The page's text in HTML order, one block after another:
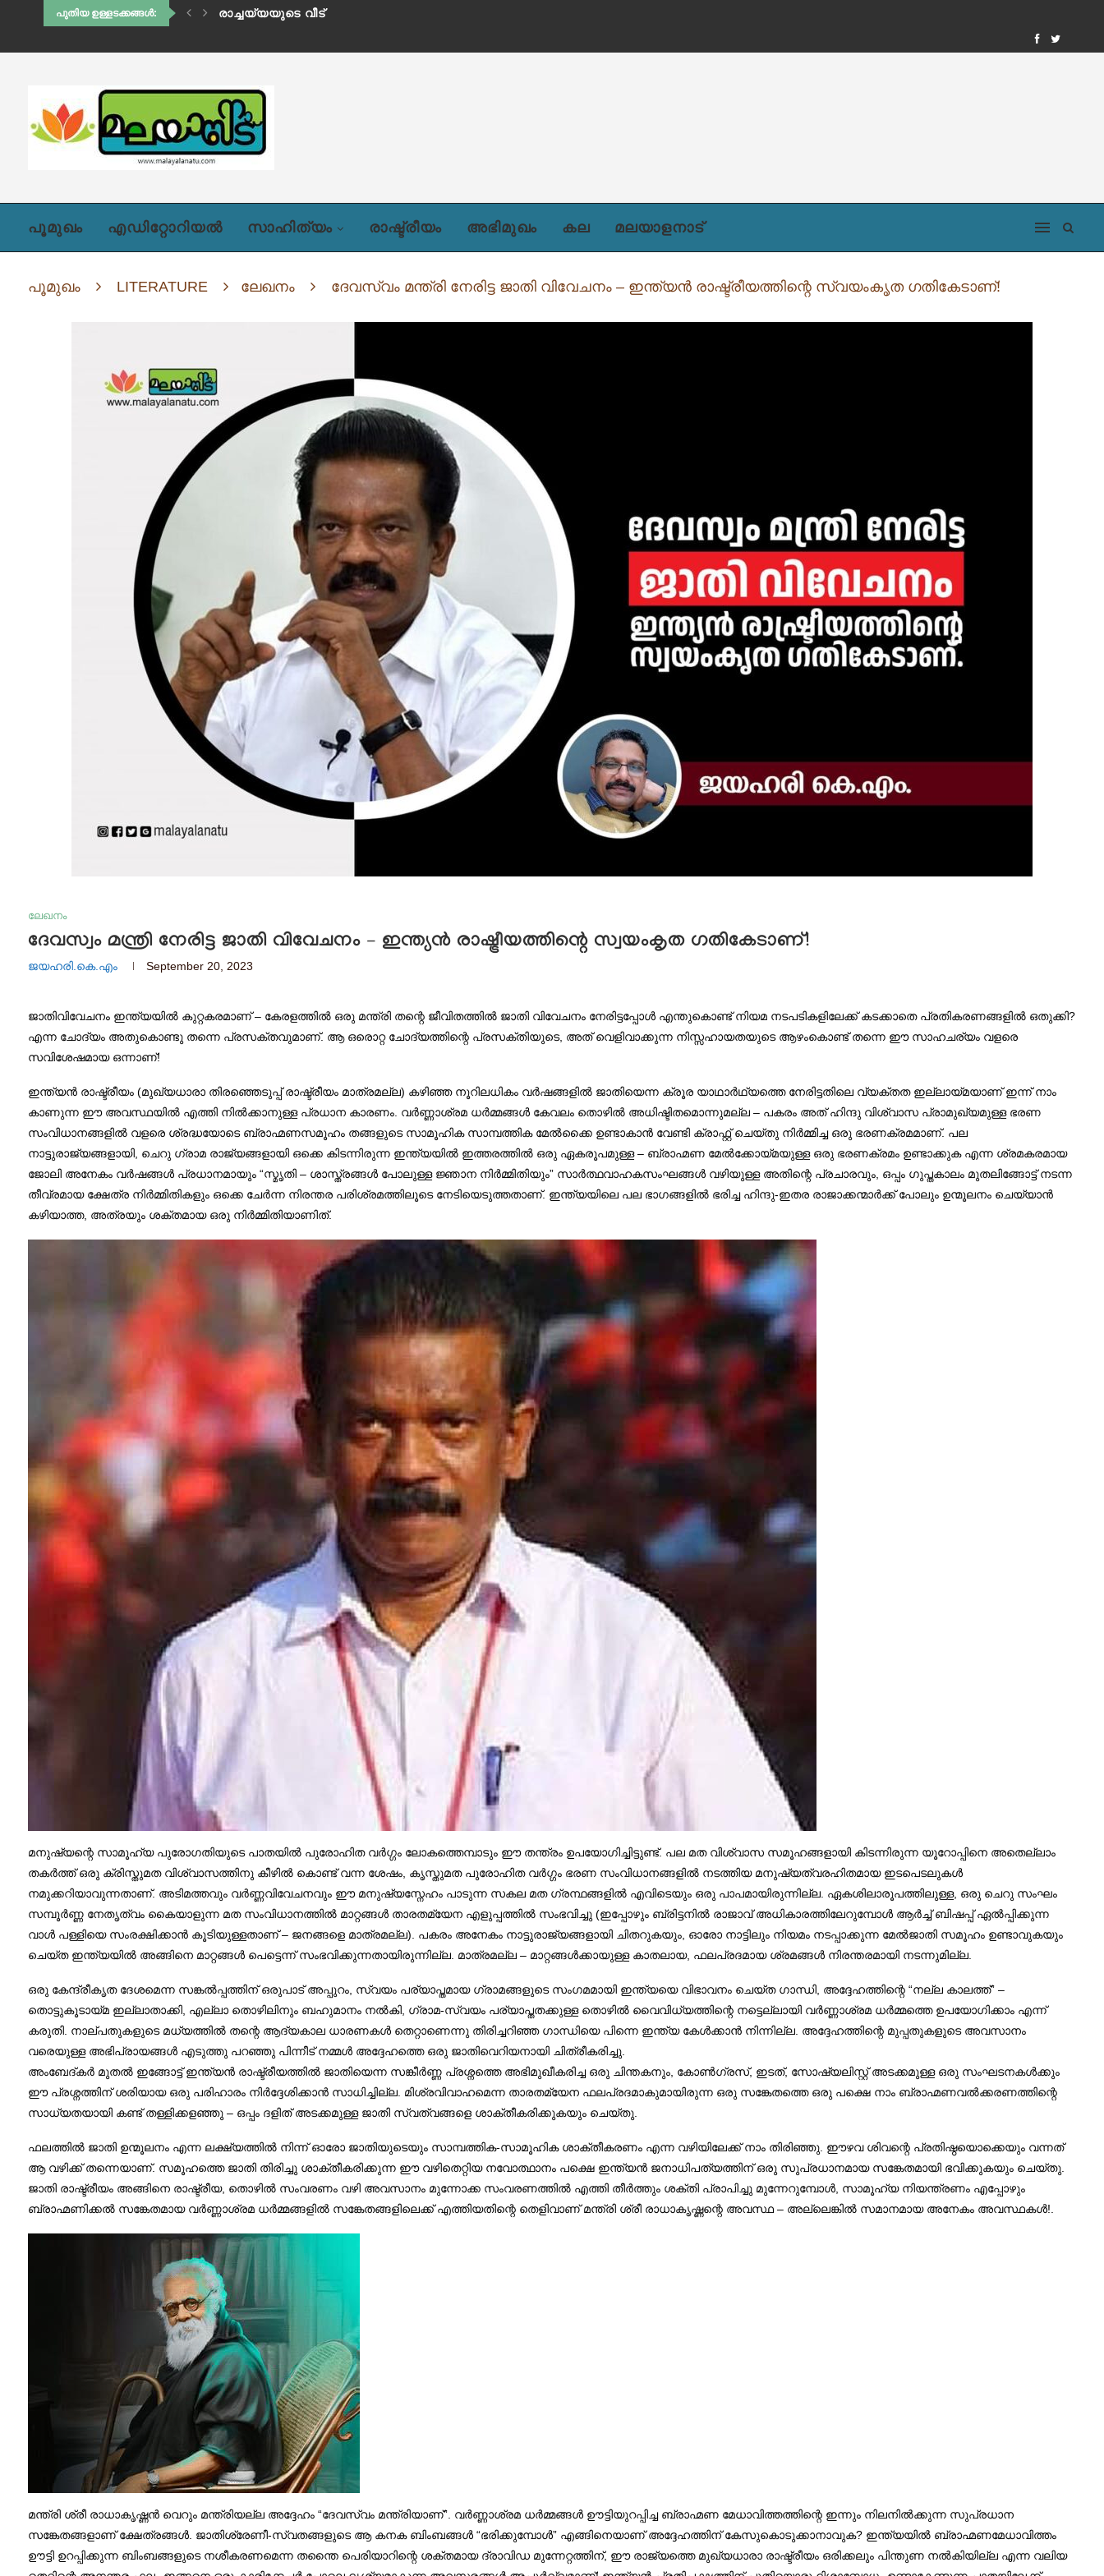
പുതിയ ഉള്ളടക്കങ്ങൾ: ഹിഡിംബി (അദ്ധ്യായം ഒന്ന്)
പൂമുഖം എഡിറ്റോറിയൽ സാഹിത്യം രാഷ്ട്രീയം അഭിമുഖം കല മലയാളനാട്
പൂമുഖം LITERATURE ലേഖനം ദേവസ്വം മന്ത്രി നേരിട്ട ജാതി വിവേചനം – ഇന്ത്യൻ രാഷ്ട്രീയത്തിന്റെ സ്വയംകൃത ഗതികേടാണ്!
ലേഖനം
ദേവസ്വം മന്ത്രി നേരിട്ട ജാതി വിവേചനം – ഇന്ത്യൻ രാഷ്ട്രീയത്തിന്റെ സ്വയംകൃത ഗതികേടാണ്!
ജയഹരി.കെ.എം September 20, 2023
ജാതിവിവേചനം ഇന്ത്യയിൽ കുറ്റകരമാണ് – കേരളത്തിൽ ഒരു മന്ത്രി തന്റെ ജീവിതത്തിൽ ജാതി വിവേചനം നേരിട്ടപ്പോൾ എന്തുകൊണ്ട് നിയമ നടപടികളിലേക്ക് കടക്കാതെ പ്രതികരണങ്ങളിൽ ഒതുക്കി?
എന്ന ചോദ്യം അതുകൊണ്ടു തന്നെ പ്രസക്തവുമാണ്. ആ ഒരൊറ്റ ചോദ്യത്തിന്റെ പ്രസക്തിയുടെ, അത് വെളിവാക്കുന്ന നിസ്സഹായതയുടെ ആഴംകൊണ്ട് തന്നെ ഈ സാഹചര്യം വളരെ
സവിശേഷമായ ഒന്നാണ്!
ഇന്ത്യൻ രാഷ്ട്രീയം (മുഖ്യധാരാ തിരഞ്ഞെടുപ്പ് രാഷ്ട്രീയം മാത്രമല്ല) കഴിഞ്ഞ നൂറിലധികം വർഷങ്ങളിൽ ജാതിയെന്ന ക്രൂര യാഥാർഥ്യത്തെ നേരിട്ടതിലെ വ്യക്തത ഇല്ലായ്മയാണ് ഇന്ന് നാം
കാണുന്ന ഈ അവസ്ഥയിൽ എത്തി നിൽക്കാനുള്ള പ്രധാന കാരണം. വർണ്ണാശ്രമ ധർമ്മങ്ങൾ കേവലം തൊഴിൽ അധിഷ്ടിതമൊന്നുമല്ല – പകരം അത് ഹിന്ദു വിശ്വാസ പ്രാമുഖ്യമുള്ള ഭരണ
സംവിധാനങ്ങളിൽ വളരെ ശ്രദ്ധയോടെ ബ്രാഹ്മണസമൂഹം തങ്ങളുടെ സാമൂഹിക സാമ്പത്തിക മേൽക്കൈ ഉണ്ടാകാൻ വേണ്ടി ക്രാഫ്റ്റ് ചെയ്തു നിർമ്മിച്ച ഒരു ഭരണക്രമമാണ്. പല
നാട്ടുരാജ്യങ്ങളായി, ചെറു ഗ്രാമ രാജ്യങ്ങളായി ഒക്കെ കിടന്നിരുന്ന ഇന്ത്യയിൽ ഇത്തരത്തിൽ ഒരു ഏകരൂപമുള്ള – ബ്രാഹ്മണ മേൽക്കോയ്മയുള്ള ഒരു ഭരണക്രമം ഉണ്ടാക്കുക എന്ന ശ്രമകരമായ
ജോലി അനേകം വർഷങ്ങൾ പ്രധാനമായും “സ്മൃതി – ശാസ്ത്രങ്ങൾ പോലുള്ള ജ്ഞാന നിർമ്മിതിയും” സാർത്ഥവാഹകസംഘങ്ങൾ വഴിയുള്ള അതിന്റെ പ്രചാരവും, ഒപ്പം ഗുപ്തകാലം മുതലിങ്ങോട്ട് നടന്ന
തീവ്രമായ ക്ഷേത്ര നിർമ്മിതികളും ഒക്കെ ചേർന്ന നിരന്തര പരിശ്രമത്തിലൂടെ നേടിയെടുത്തതാണ്. ഇന്ത്യയിലെ പല ഭാഗങ്ങളിൽ ഭരിച്ച ഹിന്ദു-ഇതര രാജാക്കന്മാർക്ക് പോലും ഉന്മൂലനം ചെയ്യാൻ
കഴിയാത്ത, അത്രയും ശക്തമായ ഒരു നിർമ്മിതിയാണിത്.
മനുഷ്യന്റെ സാമൂഹ്യ പുരോഗതിയുടെ പാതയിൽ പുരോഹിത വർഗ്ഗം ലോകത്തെമ്പാടും ഈ തന്ത്രം ഉപയോഗിച്ചിട്ടുണ്ട്. പല മത വിശ്വാസ സമൂഹങ്ങളായി കിടന്നിരുന്ന യൂറോപ്പിനെ അതെല്ലാം
തകർത്ത് ഒരു ക്രിസ്തുമത വിശ്വാസത്തിനു കീഴിൽ കൊണ്ട് വന്ന ശേഷം, കൃസ്തുമത പുരോഹിത വർഗ്ഗം ഭരണ സംവിധാനങ്ങളിൽ നടത്തിയ മനുഷ്യത്വരഹിതമായ ഇടപെടലുകൾ
നമുക്കറിയാവുന്നതാണ്. അടിമത്തവും വർണ്ണവിവേചനവും ഈ മനുഷ്യസ്നേഹം പാടുന്ന സകല മത ഗ്രന്ഥങ്ങളിൽ എവിടെയും ഒരു പാപമായിരുന്നില്ല. ഏകശിലാരൂപത്തിലുള്ള, ഒരു ചെറു സംഘം
സമ്പൂർണ്ണ നേതൃത്വം കൈയാളുന്ന മത സംവിധാനത്തിൽ മാറ്റങ്ങൾ താരതമ്യേന എളുപ്പത്തിൽ സംഭവിച്ചു (ഇപ്പോഴും ബ്രിട്ടനിൽ രാജാവ് അധികാരത്തിലേറുമ്പോൾ ആർച്ച് ബിഷപ്പ് ഏൽപ്പിക്കുന്ന
വാൾ പള്ളിയെ സംരക്ഷിക്കാൻ കൂടിയുള്ളതാണ് – ജനങ്ങളെ മാത്രമല്ല). പകരം അനേകം നാട്ടുരാജ്യങ്ങളായി ചിതറുകയും, ഓരോ നാട്ടിലും നിയമം നടപ്പാക്കുന്ന മേൽജാതി സമൂഹം ഉണ്ടാവുകയും
ചെയ്ത ഇന്ത്യയിൽ അങ്ങിനെ മാറ്റങ്ങൾ പെട്ടെന്ന് സംഭവിക്കുന്നതായിരുന്നില്ല. മാത്രമല്ല – മാറ്റങ്ങൾക്കായുള്ള കാതലായ, ഫലപ്രദമായ ശ്രമങ്ങൾ നിരന്തരമായി നടന്നുമില്ല.
ഒരു കേന്ദ്രീകൃത ദേശമെന്ന സങ്കൽപ്പത്തിന് ഒരുപാട് അപ്പുറം, സ്വയം പര്യാപ്തമായ ഗ്രാമങ്ങളുടെ സംഗമമായി ഇന്ത്യയെ വിഭാവനം ചെയ്ത ഗാന്ധി, അദ്ദേഹത്തിന്റെ “നല്ല കാലത്ത്” –
തൊട്ടുകൂടായ്മ ഇല്ലാതാക്കി, എല്ലാ തൊഴിലിനും ബഹുമാനം നൽകി, ഗ്രാമ-സ്വയം പര്യാപ്തതക്കുള്ള തൊഴിൽ വൈവിധ്യത്തിന്റെ നട്ടെല്ലായി വർണ്ണാശ്രമ ധർമ്മത്തെ ഉപയോഗിക്കാം എന്ന്
കരുതി. നാല്പതുകളുടെ മധ്യത്തിൽ തന്റെ ആദ്യകാല ധാരണകൾ തെറ്റാണെന്നു തിരിച്ചറിഞ്ഞ ഗാന്ധിയെ പിന്നെ ഇന്ത്യ കേൾക്കാൻ നിന്നില്ല. അദ്ദേഹത്തിന്റെ മുപ്പതുകളുടെ അവസാനം
വരെയുള്ള അഭിപ്രായങ്ങൾ എടുത്തു പറഞ്ഞു പിന്നീട് നമ്മൾ അദ്ദേഹത്തെ ഒരു ജാതിവെറിയനായി ചിത്രീകരിച്ചു.
അംബേദ്‌കർ മുതൽ ഇങ്ങോട്ട് ഇന്ത്യൻ രാഷ്ട്രീയത്തിൽ ജാതിയെന്ന സങ്കീർണ്ണ പ്രശ്നത്തെ അഭിമുഖീകരിച്ച ഒരു ചിന്തകനും, കോൺഗ്രസ്, ഇടത്, സോഷ്യലിസ്റ്റ് അടക്കമുള്ള ഒരു സംഘടനകൾക്കും
ഈ പ്രശ്നത്തിന് ശരിയായ ഒരു പരിഹാരം നിർദ്ദേശിക്കാൻ സാധിച്ചില്ല. മിശ്രവിവാഹമെന്ന താരതമ്യേന ഫലപ്രദമാകുമായിരുന്ന ഒരു സങ്കേതത്തെ ഒരു പക്ഷെ നാം ബ്രാഹ്മണവൽക്കരണത്തിന്റെ
സാധ്യതയായി കണ്ട് തള്ളിക്കളഞ്ഞു – ഒപ്പം ദളിത് അടക്കമുള്ള ജാതി സ്വത്വങ്ങളെ ശാക്തീകരിക്കുകയും ചെയ്തു.
ഫലത്തിൽ ജാതി ഉന്മൂലനം എന്ന ലക്ഷ്യത്തിൽ നിന്ന് ഓരോ ജാതിയുടെയും സാമ്പത്തിക-സാമൂഹിക ശാക്തീകരണം എന്ന വഴിയിലേക്ക് നാം തിരിഞ്ഞു. ഈഴവ ശിവന്റെ പ്രതിഷ്ഠയൊക്കെയും വന്നത്
ആ വഴിക്ക് തന്നെയാണ്. സമൂഹത്തെ ജാതി തിരിച്ചു ശാക്തീകരിക്കുന്ന ഈ വഴിതെറ്റിയ നവോത്ഥാനം പക്ഷെ ഇന്ത്യൻ ജനാധിപത്യത്തിന് ഒരു സുപ്രധാനമായ സങ്കേതമായി ഭവിക്കുകയും ചെയ്തു.
ജാതി രാഷ്ട്രീയം അങ്ങിനെ രാഷ്ട്രീയ, തൊഴിൽ സംവരണം വഴി അവസാനം മുന്നോക്ക സംവരണത്തിൽ എത്തി തീർത്തും ശക്തി പ്രാപിച്ചു മുന്നേറുമ്പോൾ, സാമൂഹ്യ നിയന്ത്രണം എപ്പോഴും
ബ്രാഹ്മണിക്കൽ സങ്കേതമായ വർണ്ണാശ്രമ ധർമ്മങ്ങളിൽ സങ്കേതങ്ങളിലെക്ക് എത്തിയതിന്റെ തെളിവാണ് മന്ത്രി ശ്രീ രാധാകൃഷ്ണന്റെ അവസ്ഥ – അല്ലെങ്കിൽ സമാനമായ അനേകം അവസ്ഥകൾ!.
മന്ത്രി ശ്രീ രാധാകൃഷ്ണൻ വെറും മന്ത്രിയല്ല അദ്ദേഹം “ദേവസ്വം മന്ത്രിയാണ്”. വർണ്ണാശ്രമ ധർമ്മങ്ങൾ ഊട്ടിയുറപ്പിച്ച ബ്രാഹ്മണ മേധാവിത്തത്തിന്റെ ഇന്നും നിലനിൽക്കുന്ന സുപ്രധാന
സങ്കേതങ്ങളാണ് ക്ഷേത്രങ്ങൾ. ജാതിശ്രേണീ-സ്വതങ്ങളുടെ ആ കനക ബിംബങ്ങൾ “ഭരിക്കുമ്പോൾ” എങ്ങിനെയാണ് അദ്ദേഹത്തിന് കേസുകൊടുക്കാനാവുക? ഇന്ത്യയിൽ ബ്രാഹ്മണമേധാവിത്തം
ഊട്ടി ഉറപ്പിക്കുന്ന ബിംബങ്ങളുടെ നശീകരണമെന്ന തന്തൈ പെരിയാറിന്റെ ശക്തമായ ദ്രാവിഡ മുന്നേറ്റത്തിന്, ഈ രാജ്യത്തെ മുഖ്യധാരാ രാഷ്ട്രീയം ഒരിക്കലും പിന്തുണ നൽകിയില്ല എന്ന വലിയ